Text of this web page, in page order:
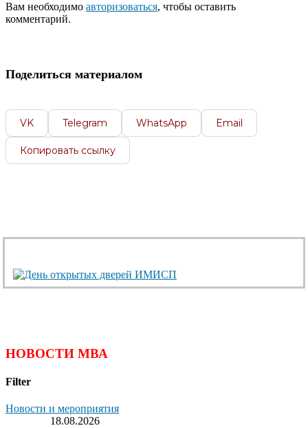
Вам необходимо авторизоваться, чтобы оставить
комментарий.
Поделиться материалом
VK Telegram WhatsApp Email
Копировать ссылку
НОВОСТИ МВА
Filter
Новости и мероприятия
18.08.2026